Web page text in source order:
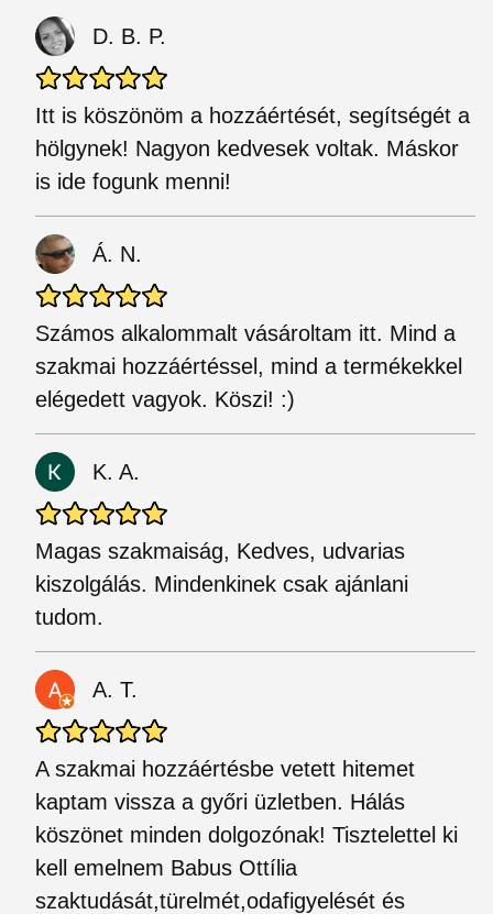
D. B. P.
Itt is köszönöm a hozzáértését, segítségét a
hölgynek! Nagyon kedvesek voltak. Máskor
is ide fogunk menni!
Á. N.
Számos alkalommalt vásároltam itt. Mind a
szakmai hozzáértéssel, mind a termékekkel
elégedett vagyok. Köszi! :)
K. A.
Magas szakmaiság, Kedves, udvarias
kiszolgálás. Mindenkinek csak ajánlani
tudom.
A. T.
A szakmai hozzáértésbe vetett hitemet
kaptam vissza a győri üzletben. Hálás
köszönet minden dolgozónak! Tisztelettel ki
kell emelnem Babus Ottília
szaktudását,türelmét,odafigyelését és